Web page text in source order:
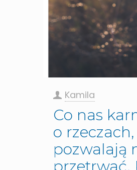
Kamila
Co nas
o
pozwalają
przetrwać.